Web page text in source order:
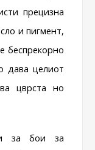
прецизна
и пигмент,
беспрекорно
дава целиот
цврста но
за бои за